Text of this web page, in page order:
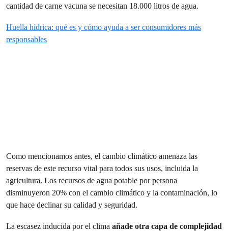
cantidad de carne vacuna se necesitan 18.000 litros de agua.
Huella hídrica: qué es y cómo ayuda a ser consumidores más
responsables
Como mencionamos antes, el cambio climático amenaza las
reservas de este recurso vital para todos sus usos, incluida la
agricultura. Los recursos de agua potable por persona
disminuyeron 20% con el cambio climático y la contaminación, lo
que hace declinar su calidad y seguridad.
La escasez inducida por el clima añade otra capa de complejidad